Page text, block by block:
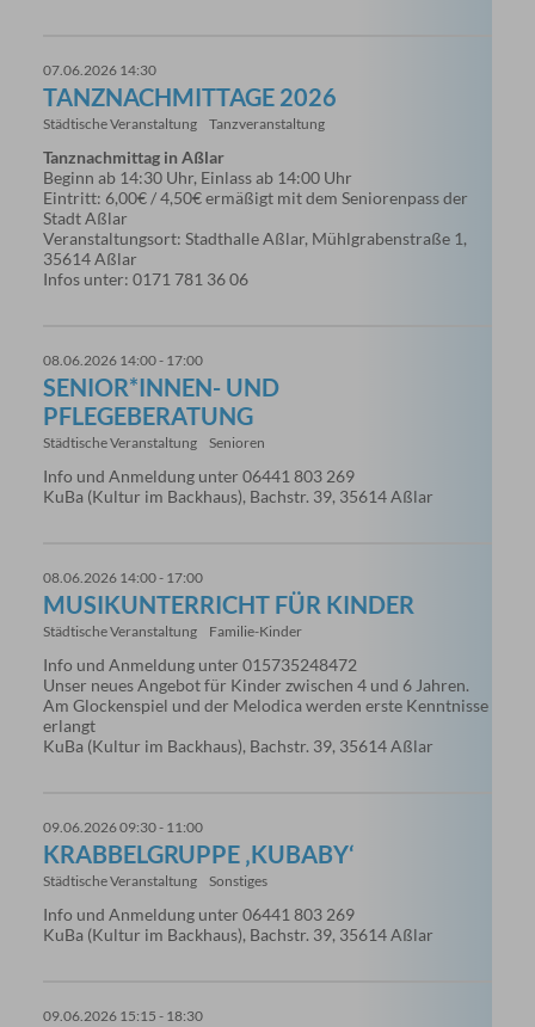
07.06.2026 14:30
TANZNACHMITTAGE 2026
Städtische Veranstaltung Tanzveranstaltung
Tanznachmittag in Aßlar
Beginn ab 14:30 Uhr, Einlass ab 14:00 Uhr
Eintritt: 6,00€ / 4,50€ ermäßigt mit dem Seniorenpass der
Stadt Aßlar
Veranstaltungsort: Stadthalle Aßlar, Mühlgrabenstraße 1,
35614 Aßlar
Infos unter: 0171 781 36 06
08.06.2026 14:00 - 17:00
SENIOR*INNEN- UND
PFLEGEBERATUNG
Städtische Veranstaltung Senioren
Info und Anmeldung unter 06441 803 269
KuBa (Kultur im Backhaus), Bachstr. 39, 35614 Aßlar
08.06.2026 14:00 - 17:00
MUSIKUNTERRICHT FÜR KINDER
Städtische Veranstaltung Familie-Kinder
Info und Anmeldung unter 015735248472
Unser neues Angebot für Kinder zwischen 4 und 6 Jahren.
Am Glockenspiel und der Melodica werden erste Kenntnisse
erlangt
KuBa (Kultur im Backhaus), Bachstr. 39, 35614 Aßlar
09.06.2026 09:30 - 11:00
KRABBELGRUPPE ‚KUBABY‘
Städtische Veranstaltung Sonstiges
Info und Anmeldung unter 06441 803 269
KuBa (Kultur im Backhaus), Bachstr. 39, 35614 Aßlar
09.06.2026 15:15 - 18:30